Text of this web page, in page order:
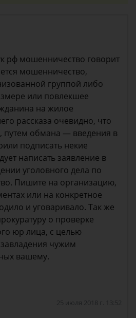
рф мошенничество говорит
мошенничество,
группой либо
или повлекшее
на жилое
рассказа очевидно, что
путем обмана — введения в
подписать некие
написать заявление в
уголовного дела по
Пишите на организацию,
или на конкретное
и уговаривало. Так же
о проверке
юр лица, с целью
чужим
вашему.
25 июля 2018 г. 13:52